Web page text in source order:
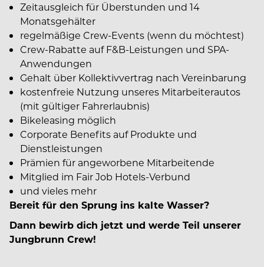
Zeitausgleich für Überstunden und 14
Monatsgehälter
regelmäßige Crew-Events (wenn du möchtest)
Crew-Rabatte auf F&B-Leistungen und SPA-
Anwendungen
Gehalt über Kollektivvertrag nach Vereinbarung
kostenfreie Nutzung unseres Mitarbeiterautos
(mit gültiger Fahrerlaubnis)
Bikeleasing möglich
Corporate Benefits auf Produkte und
Dienstleistungen
Prämien für angeworbene Mitarbeitende
Mitglied im Fair Job Hotels-Verbund
und vieles mehr
Bereit für den Sprung ins kalte Wasser?
Dann bewirb dich jetzt und werde Teil unserer
Jungbrunn Crew!